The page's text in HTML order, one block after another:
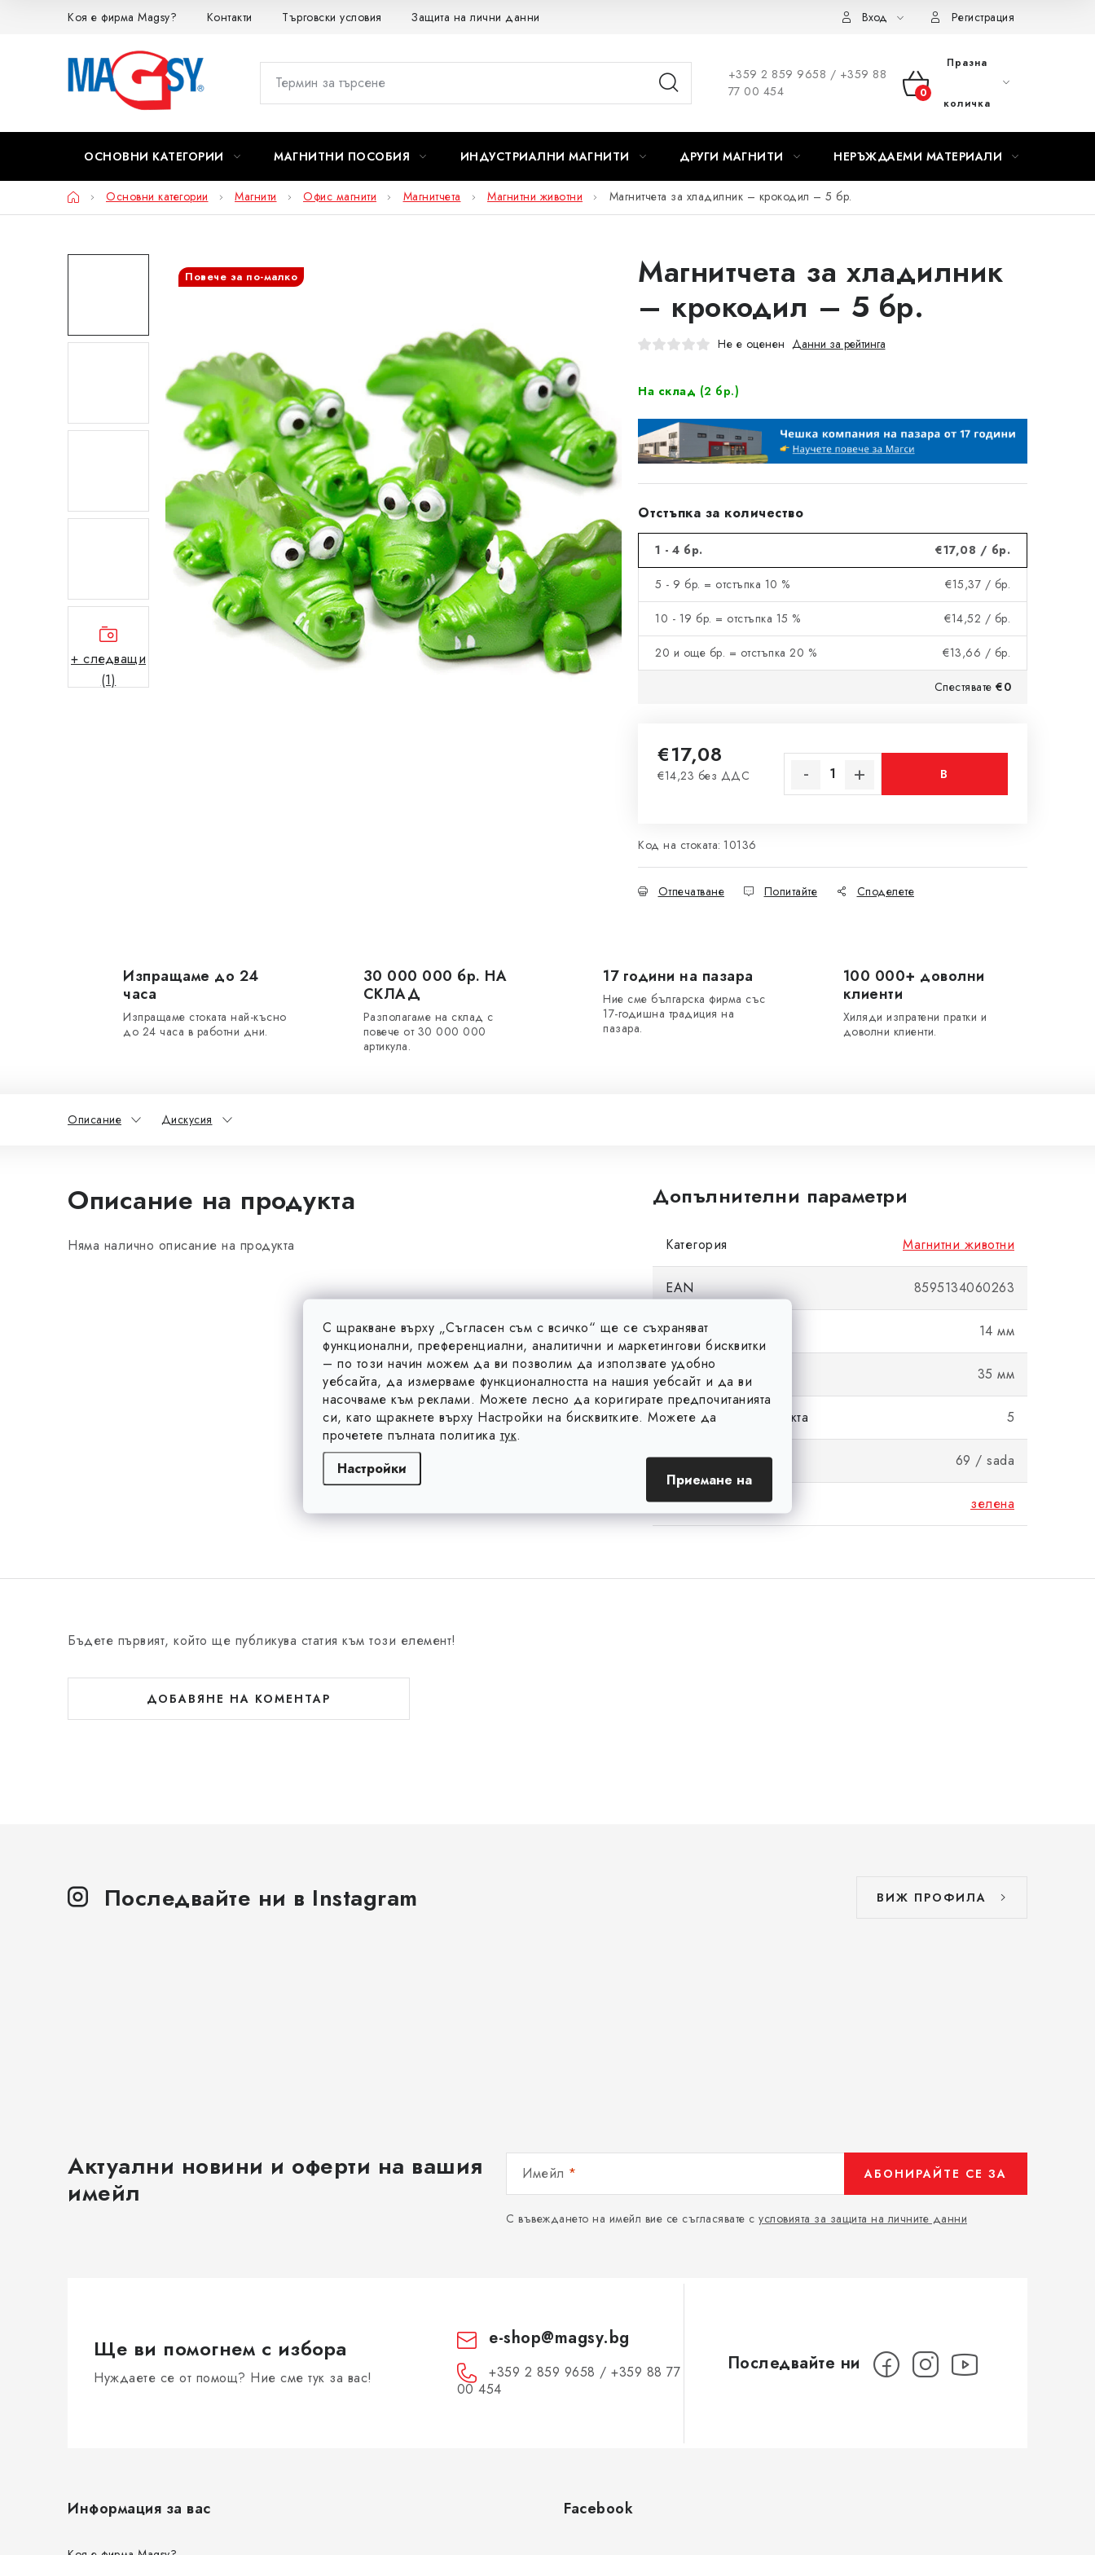
С щракване върху „Съгласен съм с всичко“ ще се съхраняват
функционални, преференциални, аналитични и маркетингови бисквитки
– по този начин можем да ви позволим да използвате удобно
уебсайта, да измерваме функционалността на нашия уебсайт и да ви
насочваме към реклами. Можете лесно да коригирате предпочитанията
си, като щракнете върху Настройки на бисквитките. Можете да
прочетете пълната политика тук.
Настройки
Приемане на
ПреминаванеКоя е фирма Magsy? Контакти Търговски условия Защита на лични данни Вход Регистрация
+359 2 859 9658 / +359 88
77 00 454
КОЛИЧКА
ПАЗАРУВАНЕ
Празна
количка
ОСНОВНИ КАТЕГОРИИ МАГНИТНИ ПОСОБИЯ ИНДУСТРИАЛНИ МАГНИТИ ДРУГИ МАГНИТИ НЕРЪЖДАЕМИ МАТЕРИАЛИ
НачалоОсновни категории Магнити Офис магнити Магнитчета Магнитни животни Магнитчета за хладилник – крокодил – 5 бр.
+ следващи
(1)
Магнитчета за хладилник
– крокодил – 5 бр.
Не е оценен Данни за рейтинга
На склад (2 бр.)
Отстъпка за количество
1 - 4 бр. €17,08 / бр.
5 - 9 бр. = отстъпка 10 % €15,37 / бр.
10 - 19 бр. = отстъпка 15 % €14,52 / бр.
20 и още бр. = отстъпка 20 % €13,66 / бр.
Спестявате €0
€17,08
€14,23 без ДДС
Измерване на цената:
В
Код на стоката: 10136
Отпечатване Попитайте Споделете
Повече за по-малко
Изпращаме до 24
часа
Изпращаме стоката най-късно
до 24 часа в работни дни.
30 000 000 бр. НА
СКЛАД
Разполагаме на склад с
повече от 30 000 000
артикула.
17 години на пазара
Ние сме българска фирма със
17-годишна традиция на
пазара.
100 000+ доволни
клиенти
Хиляди изпратени пратки и
доволни клиенти.
Описание Дискусия
Описание на продукта
Няма налично описание на продукта
Допълнителни параметри
Категория Магнитни животни
EAN 8595134060263
Височина 14 мм
Дължина 35 мм
Общ брой в комплекта 5
Тегло (g) 69 / sada
Цвят зелена
Бъдете първият, който ще публикува статия към този елемент!
ДОБАВЯНЕ НА КОМЕНТАР
Последвайте ни в Instagram ВИЖ ПРОФИЛА
Актуални новини и оферти на вашия
имейл
Имейл
С въвеждането на имейл вие се съгласявате с условията за защита на личните данни
АБОНИРАЙТЕ СЕ ЗА
Ще ви помогнем с избора
Нуждаете се от помощ? Ние сме тук за вас!
e-shop@magsy.bg
+359 2 859 9658 / +359 88 77
00 454
Информация за вас Facebook